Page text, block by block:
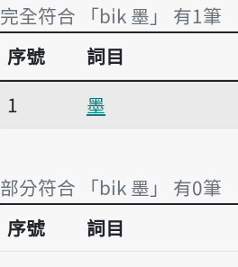
完全符合 「bi̍k 墨」 有1筆
完全符合 「bi̍k 墨」 有1筆
序號 詞目
1
墨
部分符合 「bi̍k 墨」 有0筆
序號 詞目